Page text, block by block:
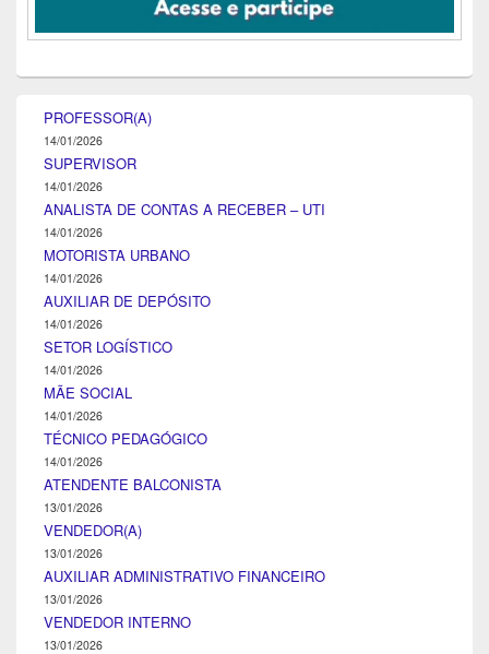
PROFESSOR(A)
14/01/2026
SUPERVISOR
14/01/2026
ANALISTA DE CONTAS A RECEBER – UTI
14/01/2026
MOTORISTA URBANO
14/01/2026
AUXILIAR DE DEPÓSITO
14/01/2026
SETOR LOGÍSTICO
14/01/2026
MÃE SOCIAL
14/01/2026
TÉCNICO PEDAGÓGICO
14/01/2026
ATENDENTE BALCONISTA
13/01/2026
VENDEDOR(A)
13/01/2026
AUXILIAR ADMINISTRATIVO FINANCEIRO
13/01/2026
VENDEDOR INTERNO
13/01/2026